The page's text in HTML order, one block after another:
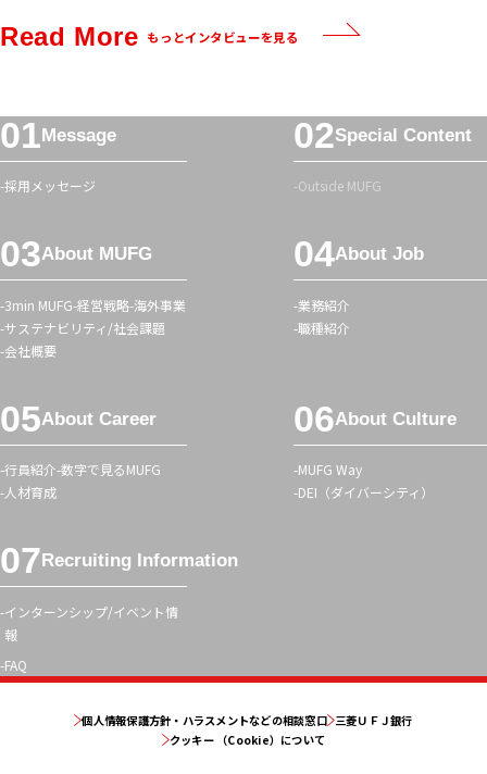
ー
リ
ッ
シ
ュ
Read More もっとインタビューを見る
フ
ッ
タ
ニ
ュ
ー
Message
採用メッセージ
Special Content
Outside MUFG
About MUFG
3min MUFG 経営戦略 海外事業
サステナビリティ/社会課題
会社概要
About Job
業務紹介
職種紹介
About Career
行員紹介 数字で見るMUFG
人材育成
About Culture
MUFG Way
DEI（ダイバーシティ）
Recruiting Information
インターンシップ/イベント情
報
FAQ
個人情報保護方針・ハラスメントなどの相談窓口 三菱ＵＦＪ銀行
クッキー （Cookie）について